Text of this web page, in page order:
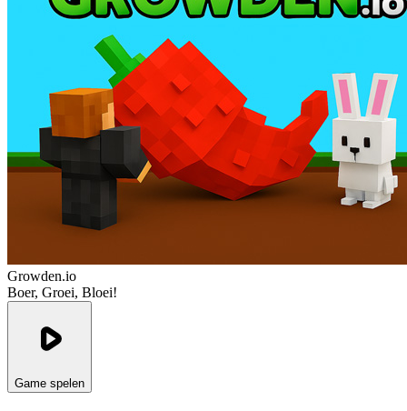
Growden.io
Boer, Groei, Bloei!
Game spelen